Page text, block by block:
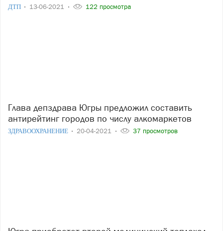
ДТП 13-06-2021 122 просмотра
Глава депздрава Югры предложил составить
антирейтинг городов по числу алкомаркетов
ЗДРАВООХРАНЕНИЕ 20-04-2021 37 просмотров